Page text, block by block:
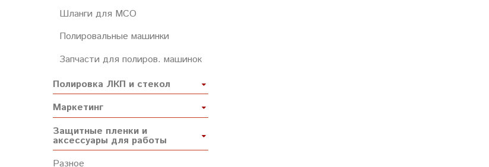
Шланги для МСО
Полировальные машинки
Запчасти для полиров. машинок
Полировка ЛКП и стекол
Маркетинг
Защитные пленки и
аксессуары для работы
Разное